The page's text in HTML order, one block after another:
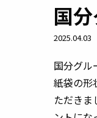
国
2025.04.03
国分グル
紙袋の形
ただきま